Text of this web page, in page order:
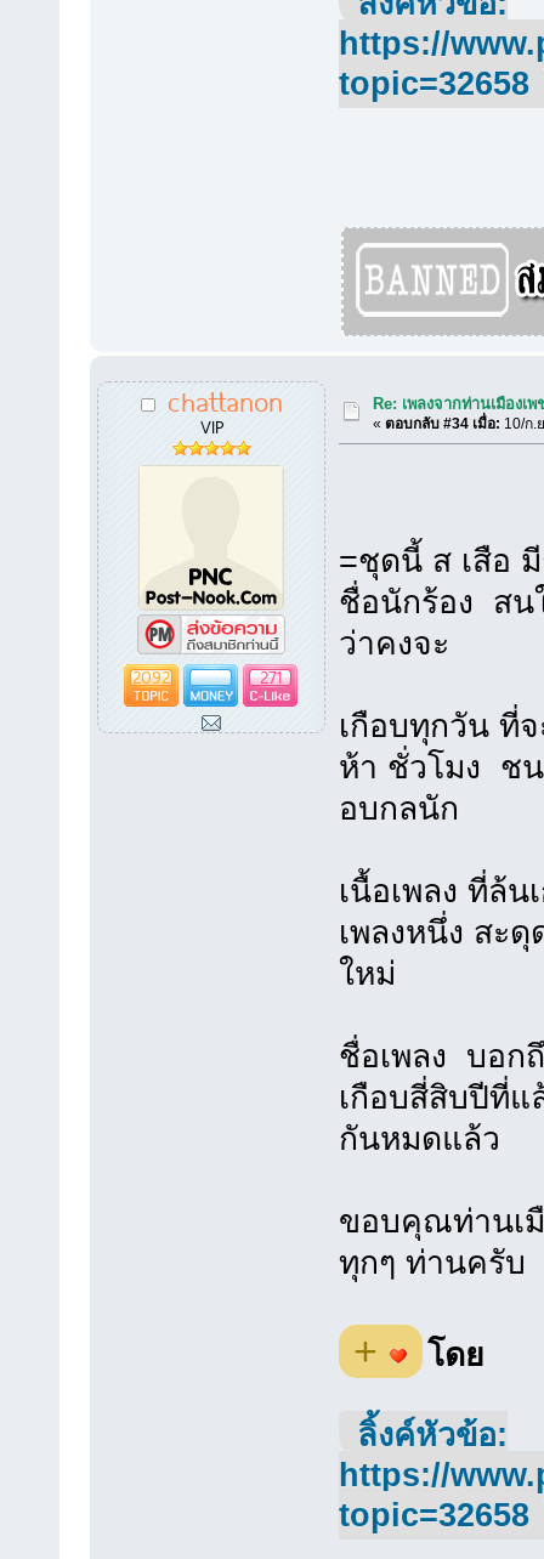
https://
topic=32658
chattanon
VIP
2092 271
Re: เพลงจากท่านเมืองเ
«ตอบกลับ #34 เมื่อ: 10/ก.
=ชุดนี้ ส เสือ
ชื่อนักร้อง สน
ว่าคงจะ
เกือบทุกวัน ที่
ห้า ชั่วโมง ช
อบกลนัก
เนื้อเพลง ที่ล้
เพลงหนึ่ง สะ
ใหม่
ชื่อเพลง บอก
เกือบสี่สิบปีที่แ
กันหมดแล้ว
ขอบคุณท่านเ
ทุกๆ ท่านครับ
+ โดย
ลิ้งค์หัวข้อ:
https://
topic=32658